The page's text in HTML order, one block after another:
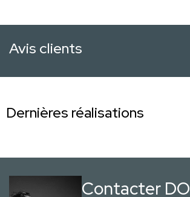
Avis clients
Dernières réalisations
Contacter